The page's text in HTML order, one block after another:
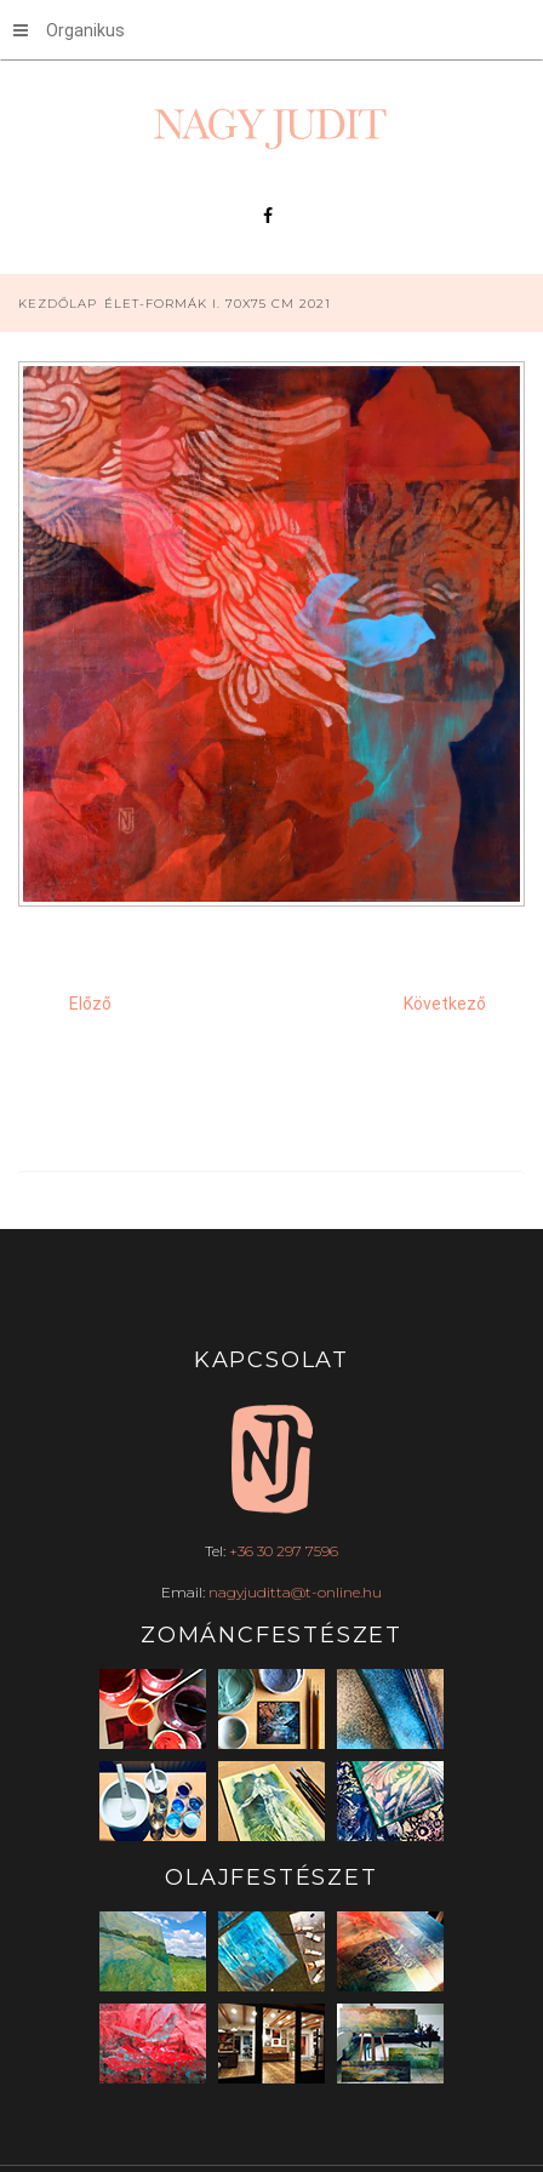
Organikus
KEZDŐLAP ÉLET-FORMÁK I. 70X75 CM 2021
Előző Következő
KAPCSOLAT
Tel: +36 30 297 7596
Email: nagyjuditta@t-online.hu
ZOMÁNCFESTÉSZET
OLAJFESTÉSZET